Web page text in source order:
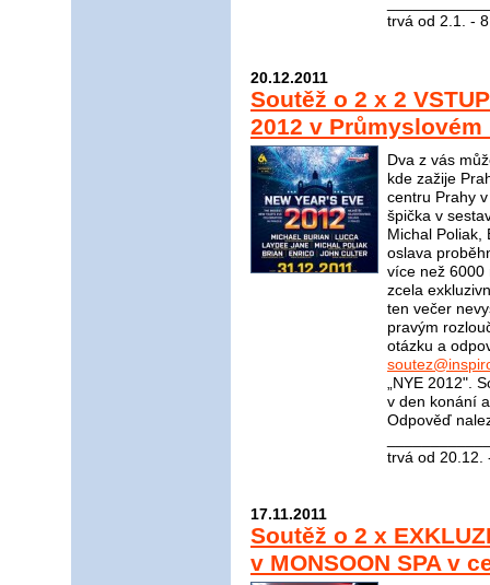
trvá od 2.1. -
20.12.2011
Soutěž o 2 x 2
2012 v Průmyslovém
Dva z vás
kde zažije
centru Prahy
špička v
Michal Poliak,
oslava
více než 6000
zcela
ten večer
pravým
otázku a
„NYE 2012".
v den konání
Odpověď
trvá od
17.11.2011
Soutěž o 2 x
v MONSOON SPA v